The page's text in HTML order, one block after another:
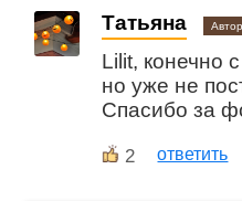
Татьяна
Lilit, конечно
но уже не
Спасибо за
2 ответить